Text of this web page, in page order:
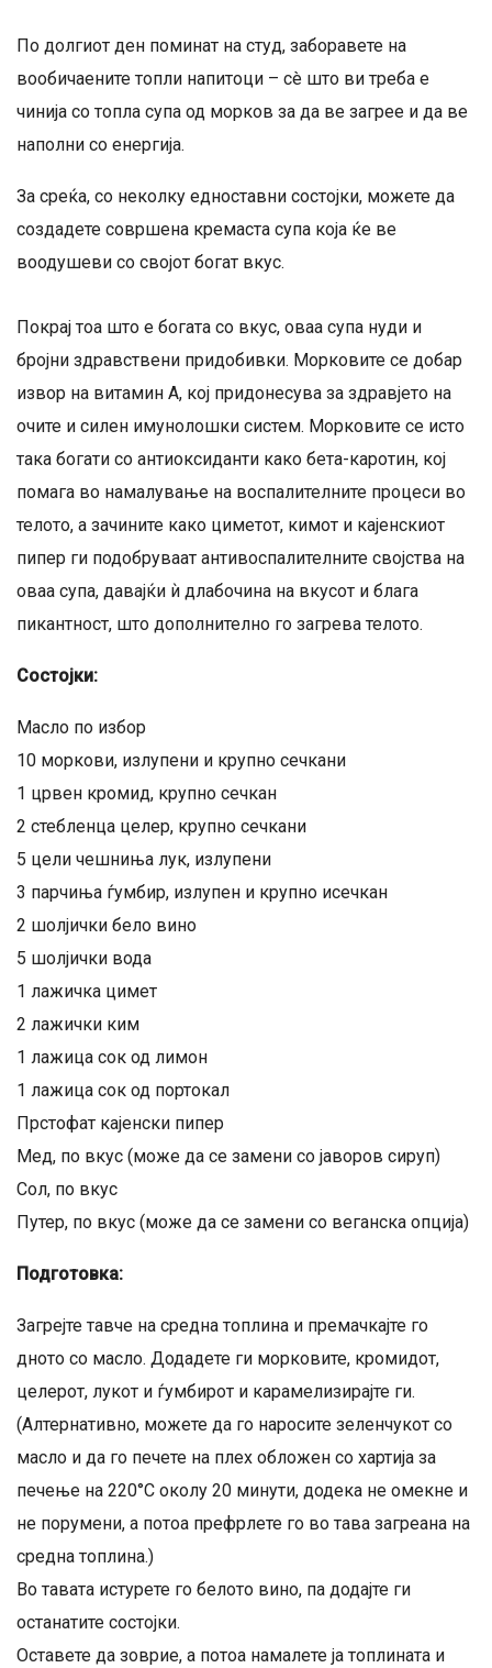
По долгиот ден поминат на студ, заборавете на
вообичаените топли напитоци – сè што ви треба е
чинија со топла супа од морков за да ве загрее и да ве
наполни со енергија.
За среќа, со неколку едноставни состојки, можете да
создадете совршена кремаста супа која ќе ве
воодушеви со својот богат вкус.
Покрај тоа што е богата со вкус, оваа супа нуди и
бројни здравствени придобивки. Морковите се добар
извор на витамин А, кој придонесува за здравјето на
очите и силен имунолошки систем. Морковите се исто
така богати со антиоксиданти како бета-каротин, кој
помага во намалување на воспалителните процеси во
телото, а зачините како циметот, кимот и кајенскиот
пипер ги подобруваат антивоспалителните својства на
оваа супа, давајќи ѝ длабочина на вкусот и блага
пикантност, што дополнително го загрева телото.
Состојки:
Масло по избор
10 моркови, излупени и крупно сечкани
1 црвен кромид, крупно сечкан
2 стебленца целер, крупно сечкани
5 цели чешниња лук, излупени
3 парчиња ѓумбир, излупен и крупно исечкан
2 шолјички бело вино
5 шолјички вода
1 лажичка цимет
2 лажички ким
1 лажица сок од лимон
1 лажица сок од портокал
Прстофат кајенски пипер
Мед, по вкус (може да се замени со јаворов сируп)
Сол, по вкус
Путер, по вкус (може да се замени со веганска опција)
Подготовка:
Загрејте тавче на средна топлина и премачкајте го
дното со масло. Додадете ги морковите, кромидот,
целерот, лукот и ѓумбирот и карамелизирајте ги.
(Алтернативно, можете да го наросите зеленчукот со
масло и да го печете на плех обложен со хартија за
печење на 220°C околу 20 минути, додека не омекне и
не порумени, а потоа префрлете го во тава загреана на
средна топлина.)
Во тавата истурете го белото вино, па додајте ги
останатите состојки.
Оставете да зоврие, а потоа намалете ја топлината и